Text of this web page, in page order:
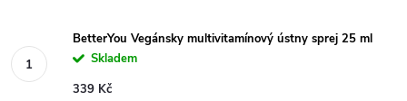
BetterYou Vegánsky multivitamínový ústny sprej 25 ml
Skladem
339 Kč